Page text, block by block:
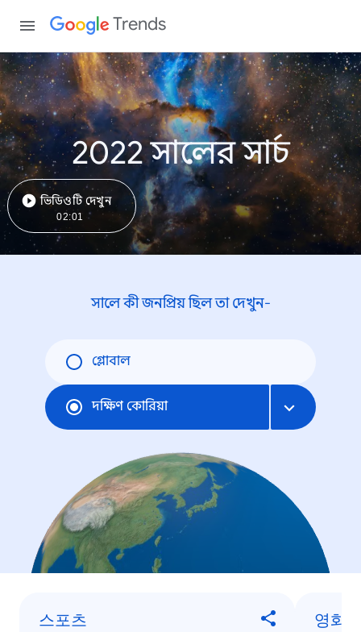
Trends
2022 সালের সার্চ
ভিডিওটি দেখুন
02:01
সালে কী জনপ্রিয় ছিল তা দেখুন-
গ্লোবাল
দক্ষিণ কোরিয়া
스포츠
영화